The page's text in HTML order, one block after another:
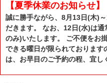
【夏季休業のお知らせ】
誠に勝手ながら、8月13日(木)
だきます。 なお、12日(水)は
のみ)いたします。 ご不便をお
できる曜日が限られておりま
は、お早目のご予約の程、宜し